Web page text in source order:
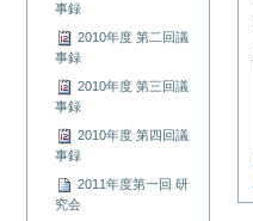
事録
2010年度 第二回議
事録
2010年度 第三回議
事録
2010年度 第四回議
事録
2011年度第一回 研
究会